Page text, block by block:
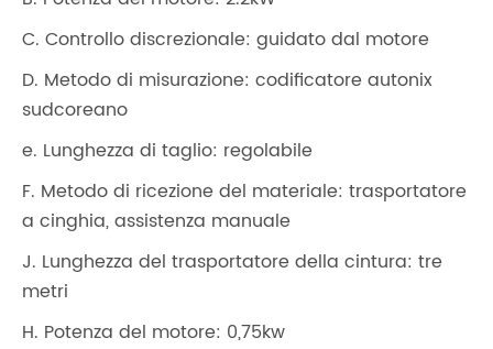
C. Controllo discrezionale: guidato dal motore
D. Metodo di misurazione: codificatore autonix
sudcoreano
e. Lunghezza di taglio: regolabile
F. Metodo di ricezione del materiale: trasportatore
a cinghia, assistenza manuale
J. Lunghezza del trasportatore della cintura: tre
metri
H. Potenza del motore: 0,75kw